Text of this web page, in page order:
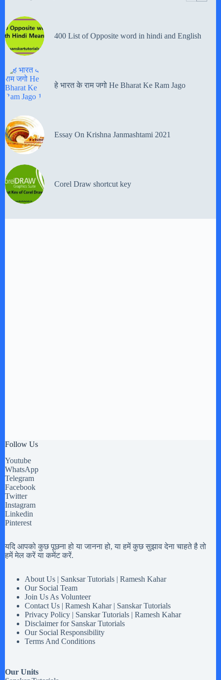
400 List of Opposite word in hindi and English
हे भारत के राम जगो He Bharat Ke Ram Jago
Essay On Krishna Janmashtami 2021
Corel Draw shortcut key
Follow Us
Youtube
WhatsApp
Telegram
Facebook
Twitter
Instagram
Linkedin
Pinterest
यदि आपको कुछ पूछना हो या जानना हो, या हमें कुछ सुझाव देना चाहते है तो
हमें मेल करें या कमेंट करें.
About Us | Sanksar Tutorials | Ramesh Kahar
Our Social Team
Join Us As Volunteer
Contact Us | Ramesh Kahar | Sanskar Tutorials
Privacy Policy | Sanskar Tutorials | Ramesh Kahar
Disclaimer for Sanskar Tutorials
Our Social Responsibility
Terms And Conditions
Our Units